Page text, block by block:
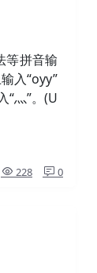
等拼音输
入“oyy”
“灬”。(U
228 0